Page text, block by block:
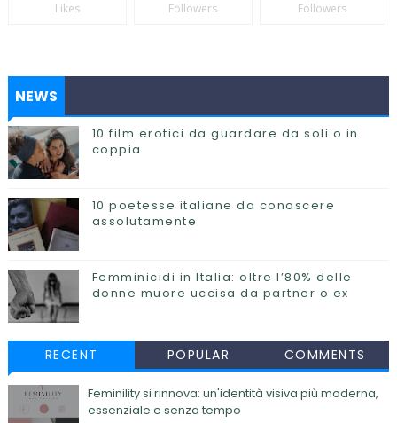
Likes Followers Followers
NEWS
10 film erotici da guardare da soli o in
coppia
10 poetesse italiane da conoscere
assolutamente
Femminicidi in Italia: oltre l’80% delle
donne muore uccisa da partner o ex
RECENT POPULAR COMMENTS
Feminility si rinnova: un'identità visiva più moderna,
essenziale e senza tempo